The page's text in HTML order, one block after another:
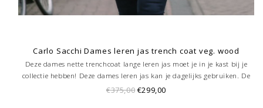
Carlo Sacchi Dames leren jas trench coat veg. wood
Deze dames nette trenchcoat lange leren jas moet je in je kast bij je
collectie hebben! Deze dames leren jas kan je dagelijks gebruiken. De
leren trenchcoat voor dames is gemakt van prachtige soepel vallende
€375,00 €299,00